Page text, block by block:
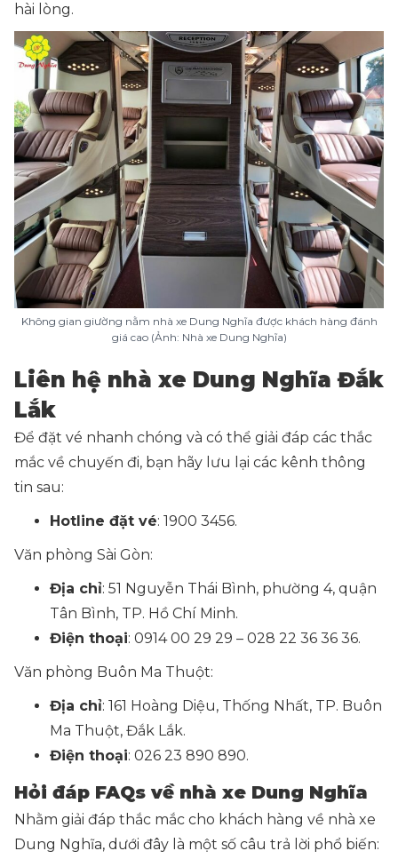
hài lòng.
Không gian giường nằm nhà xe Dung Nghĩa được khách hàng đánh
giá cao (Ảnh: Nhà xe Dung Nghĩa)
Liên hệ nhà xe Dung Nghĩa Đắk
Lắk
Để đặt vé nhanh chóng và có thể giải đáp các thắc
mắc về chuyến đi, bạn hãy lưu lại các kênh thông
tin sau:
Hotline đặt vé: 1900 3456.
Văn phòng Sài Gòn:
Địa chỉ: 51 Nguyễn Thái Bình, phường 4, quận
Tân Bình, TP. Hồ Chí Minh.
Điện thoại: 0914 00 29 29 – 028 22 36 36 36.
Văn phòng Buôn Ma Thuột:
Địa chỉ: 161 Hoàng Diệu, Thống Nhất, TP. Buôn
Ma Thuột, Đắk Lắk.
Điện thoại: 026 23 890 890.
Hỏi đáp FAQs về nhà xe Dung Nghĩa
Nhằm giải đáp thắc mắc cho khách hàng về nhà xe
Dung Nghĩa, dưới đây là một số câu trả lời phổ biến: